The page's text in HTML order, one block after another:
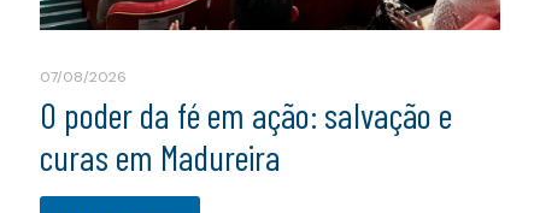
07/08/2026
O poder da fé em ação: salvação e
curas em Madureira